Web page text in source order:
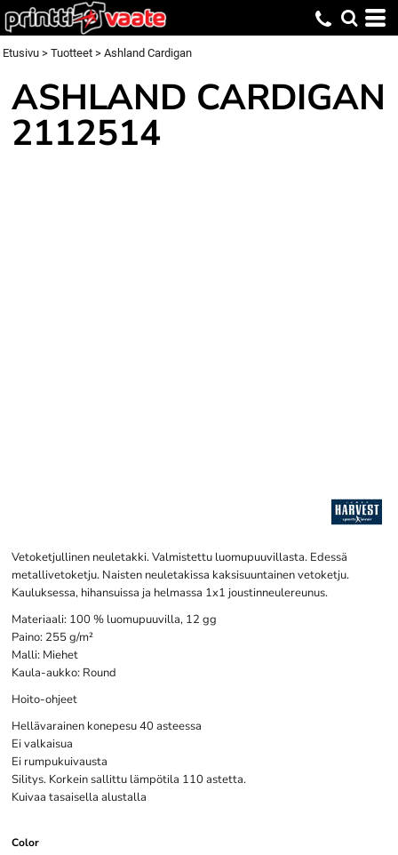
Etusivu > Tuotteet > Ashland Cardigan
ASHLAND CARDIGAN
2112514
Vetoketjullinen neuletakki. Valmistettu luomupuuvillasta. Edessä
metallivetoketju. Naisten neuletakissa kaksisuuntainen vetoketju.
Kauluksessa, hihansuissa ja helmassa 1x1 joustinneulereunus.
Materiaali: 100 % luomupuuvilla, 12 gg
Paino: 255 g/m²
Malli: Miehet
Kaula-aukko: Round
Hoito-ohjeet
Hellävarainen konepesu 40 asteessa
Ei valkaisua
Ei rumpukuivausta
Silitys. Korkein sallittu lämpötila 110 astetta.
Kuivaa tasaisella alustalla
Color